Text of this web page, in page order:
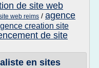
de site web
web reims / agence
creation site
de site
en sites